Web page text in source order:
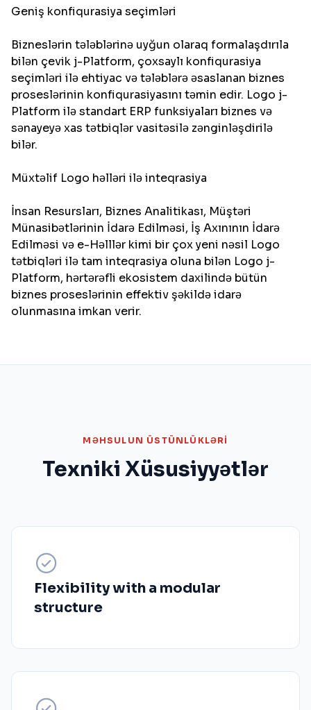
Geniş konfiqurasiya seçimləri
Bizneslərin tələblərinə uyğun olaraq formalaşdırıla
bilən çevik j-Platform, çoxsaylı konfiqurasiya
seçimləri ilə ehtiyac və tələblərə əsaslanan biznes
proseslərinin konfiqurasiyasını təmin edir. Logo j-
Platform ilə standart ERP funksiyaları biznes və
sənayeyə xas tətbiqlər vasitəsilə zənginləşdirilə
bilər.
Müxtəlif Logo həlləri ilə inteqrasiya
İnsan Resursları, Biznes Analitikası, Müştəri
Münasibətlərinin İdarə Edilməsi, İş Axınının İdarə
Edilməsi və e-Həlllər kimi bir çox yeni nəsil Logo
tətbiqləri ilə tam inteqrasiya oluna bilən Logo j-
Platform, hərtərəfli ekosistem daxilində bütün
biznes proseslərinin effektiv şəkildə idarə
olunmasına imkan verir.
MƏHSULUN ÜSTÜNLÜKLƏRI
Texniki Xüsusiyyətlər
Flexibility with a modular
structure